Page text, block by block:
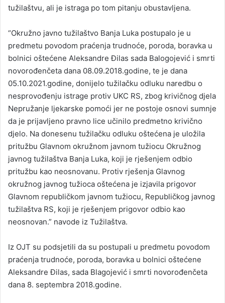
tužilaštvu, ali je istraga po tom pitanju obustavljena.
“Okružno javno tužilaštvo Banja Luka postupalo je u
predmetu povodom praćenja trudnoće, poroda, boravka u
bolnici oštećene Aleksandre Đilas sada Balogojević i smrti
novorođenčeta dana 08.09.2018.godine, te je dana
05.10.2021.godine, donijelo tužilačku odluku naredbu o
nesprovođenju istrage protiv UKC RS, zbog krivičnog djela
Nepružanje ljekarske pomoći jer ne postoje osnovi sumnje
da je prijavljeno pravno lice učinilo predmetno krivično
djelo. Na donesenu tužilačku odluku oštećena je uložila
pritužbu Glavnom okružnom javnom tužiocu Okružnog
javnog tužilaštva Banja Luka, koji je rješenjem odbio
pritužbu kao neosnovanu. Protiv rješenja Glavnog
okružnog javnog tužioca oštećena je izjavila prigovor
Glavnom republičkom javnom tužiocu, Republičkog javnog
tužilaštva RS, koji je rješenjem prigovor odbio kao
neosnovan.” navode iz Tužilaštva.
Iz OJT su podsjetili da su postupali u predmetu povodom
praćenja trudnoće, poroda, boravka u bolnici oštećene
Aleksandre Đilas, sada Blagojević i smrti novorođenčeta
dana 8. septembra 2018.godine.